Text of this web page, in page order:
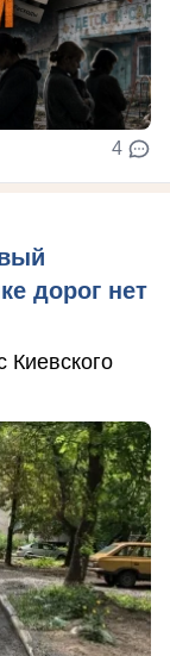
4
дорог нет
Киевского